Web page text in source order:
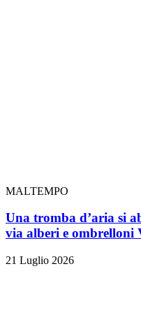
MALTEMPO
Una tromba d’aria si
via alberi e ombrelloni
21 Luglio 2026